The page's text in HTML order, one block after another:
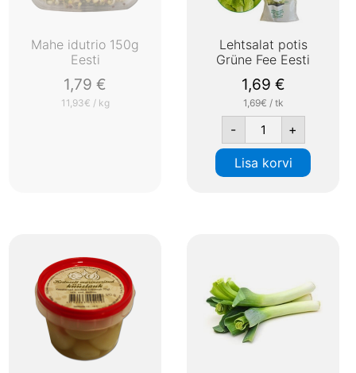
Mahe idutrio 150g
Eesti
1,79 €
11,93€ / kg
Lehtsalat potis
Grüne Fee Eesti
1,69 €
1,69€ / tk
- +
Lisa korvi